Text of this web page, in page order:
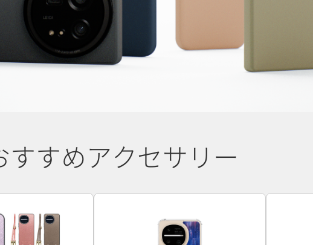
すすめアクセサリー